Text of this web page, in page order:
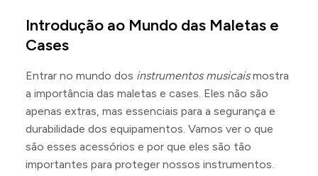
Introdução ao Mundo das Maletas e
Cases
Entrar no mundo dos instrumentos musicaismostra
a importância das maletas e cases. Eles não são
apenas extras, mas essenciais para a segurança e
durabilidade dos equipamentos. Vamos ver o que
são esses acessórios e por que eles são tão
importantes para proteger nossos instrumentos.